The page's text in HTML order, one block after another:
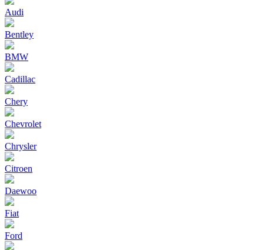
Audi
Bentley
BMW
Cadillac
Chery
Chevrolet
Chrysler
Citroen
Daewoo
Fiat
Ford